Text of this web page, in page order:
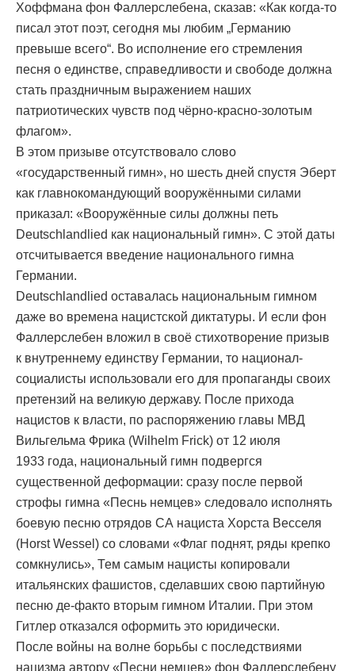
Хоффмана фон Фаллерслебена, сказав: «Как когда-то
писал этот поэт, сегодня мы любим „Германию
превыше всего“. Во исполнение его стремления
песня о единстве, справедливости и свободе должна
стать праздничным выражением наших
патриотических чувств под чёрно-красно-золотым
флагом».
В этом призыве отсутствовало слово
«государственный гимн», но шесть дней спустя Эберт
как главнокомандующий вооружёнными силами
приказал: «Вооружённые силы должны петь
Deutschlandlied как национальный гимн». С этой даты
отсчитывается введение национального гимна
Германии.
Deutschlandlied оставалась национальным гимном
даже во времена нацистской диктатуры. И если фон
Фаллерслебен вложил в своё стихотворение призыв
к внутреннему единству Германии, то национал-
социалисты использовали его для пропаганды своих
претензий на великую державу. После прихода
нацистов к власти, по распоряжению главы МВД
Вильгельма Фрика (Wilhelm Frick) от 12 июля
1933 года, национальный гимн подвергся
существенной деформации: сразу после первой
строфы гимна «Песнь немцев» следовало исполнять
боевую песню отрядов СА нациста Хорста Весселя
(Horst Wessel) со словами «Флаг поднят, ряды крепко
сомкнулись», Тем самым нацисты копировали
итальянских фашистов, сделавших свою партийную
песню де-факто вторым гимном Италии. При этом
Гитлер отказался оформить это юридически.
После войны на волне борьбы с последствиями
нацизма автору «Песни немцев» фон Фаллерслебену